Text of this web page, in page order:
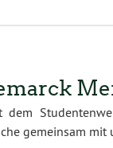
gemeinsam